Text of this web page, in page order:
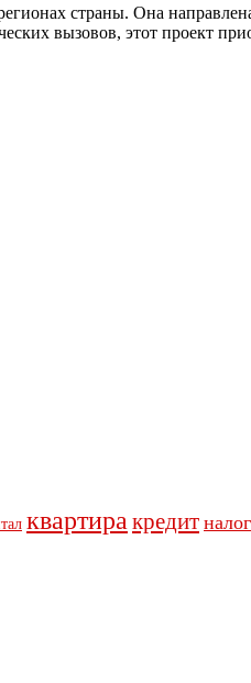
страны. Она
вызовов, этот проект
квартиракредит налог